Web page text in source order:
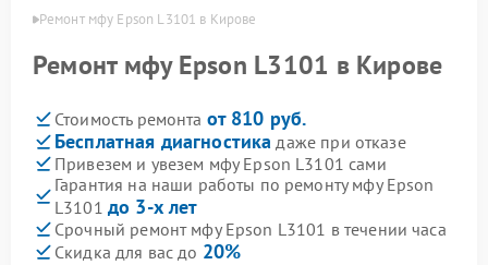
Ремонт мфу Epson L3101 в Кирове
Ремонт мфу Epson L3101 в Кирове
Стоимость ремонта от 810 руб.
Бесплатная диагностика даже при отказе
Привезем и увезем мфу Epson L3101 сами
Гарантия на наши работы по ремонту мфу Epson
L3101 до 3-х лет
Срочный ремонт мфу Epson L3101 в течении часа
Скидка для вас до 20%